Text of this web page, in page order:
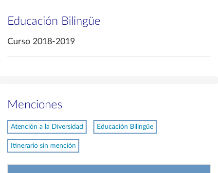
Educación Bilingüe
Curso 2018-2019
Menciones
Atención a la Diversidad Educación Bilingüe
Itinerario sin mención